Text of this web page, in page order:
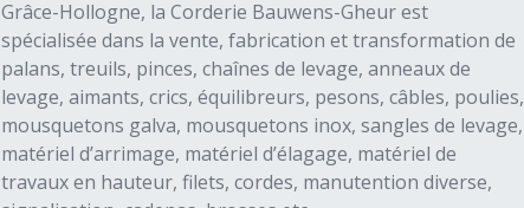
Grâce-Hollogne, la Corderie Bauwens-Gheur est
spécialisée dans la vente, fabrication et transformation de
palans, treuils, pinces, chaînes de levage, anneaux de
levage, aimants, crics, équilibreurs, pesons, câbles, poulies,
mousquetons galva, mousquetons inox, sangles de levage,
matériel d’arrimage, matériel d’élagage, matériel de
travaux en hauteur, filets, cordes, manutention diverse,